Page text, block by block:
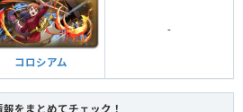
コロシアム
-
をまとめてチェック！